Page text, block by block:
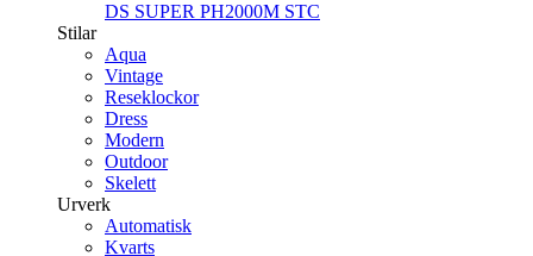
DS SUPER PH2000M STC
Stilar
Aqua
Vintage
Reseklockor
Dress
Modern
Outdoor
Skelett
Urverk
Automatisk
Kvarts